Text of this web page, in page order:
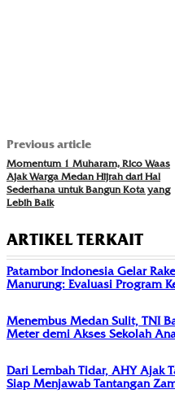
Previous article
Momentum 1 Muharam, Rico Waas
Ajak Warga Medan Hijrah dari Hal
Sederhana untuk Bangun Kota yang
Lebih Baik
ARTIKEL TERKAIT
Patambor Indonesia Gelar
Manurung: Evaluasi Program
Menembus Medan Sulit, TNI
Meter demi Akses Sekolah
Dari Lembah Tidar, AHY Ajak
Siap Menjawab Tantangan